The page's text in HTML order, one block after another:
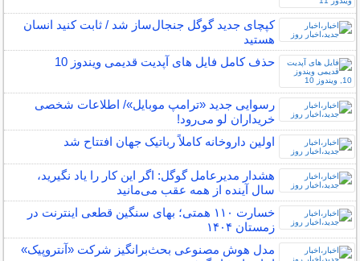
کپچای جدید گوگل جنجال‌ساز شد / ثابت کنید انسان
هستید
حذف کامل فایل های آپدیت قدیمی ویندوز 10
رسوایی جدید «ترامپ موبایل»/ اطلاعات شخصی
خریداران لو می‌رود!
اولین داروخانه کاملاً رباتیک جهان افتتاح شد
هشدار مدیرعامل گوگل: اگر این کار را یاد نگیرید،
سال آینده از همه عقب می‌مانید
خسارت ۱۱۰ همتی؛ بهای سنگین قطعی اینترنت در
زمستان ۱۴۰۴
مدل هوش مصنوعی بحث‌برانگیز شرکت «آنتروپیک»